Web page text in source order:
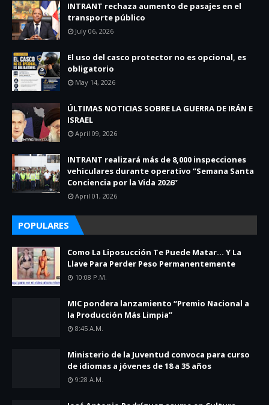
INTRANT rechaza aumento de pasajes en el
transporte público
July 06, 2026
El uso del casco protector no es opcional, es
obligatorio
May 14, 2026
ÚLTIMAS NOTICIAS SOBRE LA GUERRA DE IRÁN E
ISRAEL
April 09, 2026
INTRANT realizará más de 8,000 inspecciones
vehiculares durante operativo “Semana Santa
Conciencia por la Vida 2026”
April 01, 2026
POPULARES
Como La Liposucción Te Puede Matar… Y La
Llave Para Perder Peso Permanentemente
10:08 P.m.
MIC pondera lanzamiento “Premio Nacional a
la Producción Más Limpia”
8:45 A.m.
Ministerio de la Juventud convoca para curso
de idiomas a jóvenes de 18 a 35 años
9:28 A.m.